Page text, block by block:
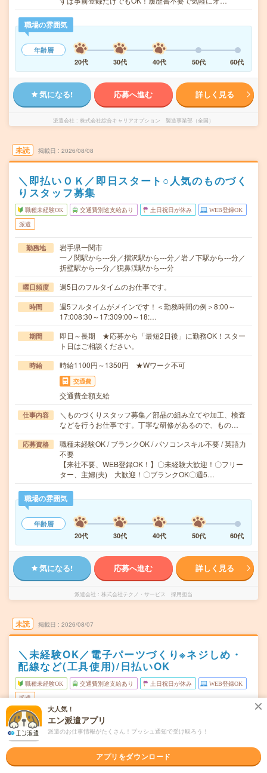
職場の雰囲気
年齢層
20代
30代 40代 50代 60代
気になる! 応募へ進む 詳しく見る
派遣会社 株式会社綜合キャリアオプション 製造事業部（全国）
未読 掲載日 2026/08/08
＼即払いＯＫ／即日スタート○人気のものづく
りスタッフ募集
職種未経験OK 交通費別途支給あり 土日祝日が休み WEB登録OK
派遣
勤務地
岩手県一関市
一ノ関駅から---分／摺沢駅から---分／岩ノ下駅から---分／
折壁駅から---分／猊鼻渓駅から---分
曜日頻度 週5日のフルタイムのお仕事です。
時間
週5フルタイムがメインです！＜勤務時間の例＞8:00～
17:008:30～17:309:00～18:…
期間
即日～長期 ★応募から「最短2日後」に勤務OK！スター
ト日はご相談ください。
時給 時給1100円～1350円 ★Wワーク不可
交通費
交通費全額支給
仕事内容
＼ものづくりスタッフ募集／部品の組み立てや加工、検査
などを行うお仕事です。丁寧な研修があるので、もの…
応募資格
職種未経験OK / ブランクOK / パソコンスキル不要 / 英語力
不要
【来社不要、WEB登録OK！】〇未経験大歓迎！〇フリー
ター、主婦(夫) 大歓迎！〇ブランクOK〇週5…
職場の雰囲気
年齢層
20代
30代 40代 50代 60代
気になる! 応募へ進む 詳しく見る
派遣会社 株式会社テクノ・サービス 採用担当
未読 掲載日 2026/08/07
＼未経験OK／電子パーツづくり※ネジしめ・
配線など(工具使用)/日払いOK
職種未経験OK 交通費別途支給あり 土日祝日が休み WEB登録OK
派遣
勤務地
岩手県奥州市
水沢江刺駅から車10分
月～金
8:30～17:15 ※研修期間(最大2週間)あり
大人気！
エン派遣アプリ
派遣のお仕事情報がたくさん！プッシュ通知で受け取ろう！
アプリをダウンロード